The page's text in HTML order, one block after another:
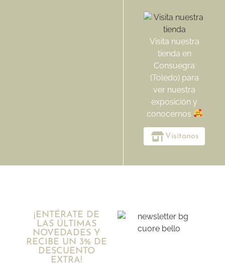
Visita nuestra
tienda en
Consuegra
(Toledo) para
ver nuestra
exposición y
conocernos
Visítanos
¡ENTÉRATE DE
LAS ÚLTIMAS
NOVEDADES Y
RECIBE UN 3% DE
DESCUENTO
EXTRA!